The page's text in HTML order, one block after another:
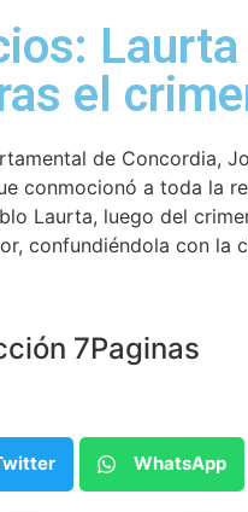
el
de Concordia,
conmocionó a toda la
Laurta, luego del
confundiéndola con la
7Paginas
WhatsApp